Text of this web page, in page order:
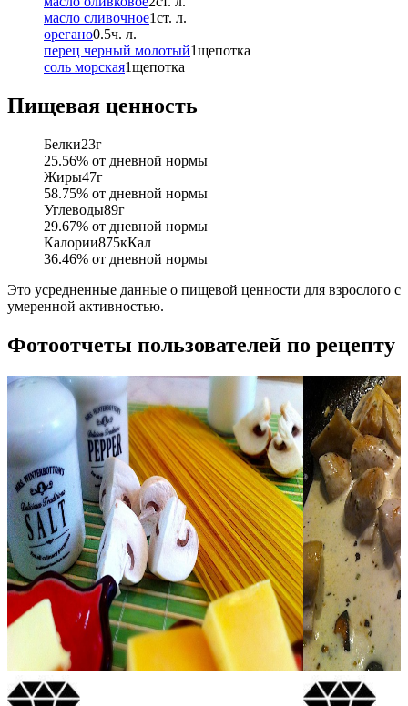
масло сливочное1ст. л.
орегано0.5ч. л.
перец черный молотый1щепотка
соль морская1щепотка
Пищевая ценность
Белки23г
25.56% от дневной нормы
Жиры47г
58.75% от дневной нормы
Углеводы89г
29.67% от дневной нормы
Калории875кКал
36.46% от дневной нормы
Это усредненные данные о пищевой ценности для взрослого с
умеренной активностью.
Фотоотчеты пользователей по рецепту